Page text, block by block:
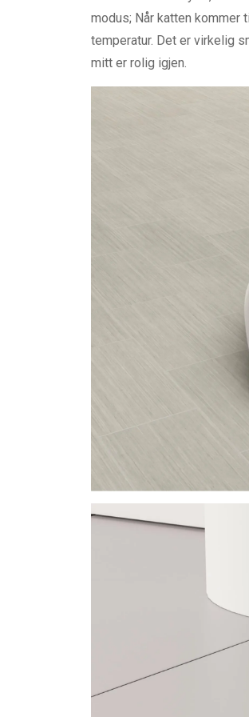
modus; Når katten
temperatur. Det er virkelig
mitt er rolig igjen.